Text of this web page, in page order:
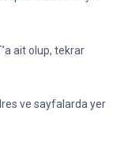
ait olup, tekrar
ve sayfalarda yer